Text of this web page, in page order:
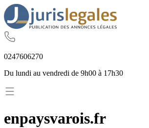
0247606270
Du lundi au vendredi de 9h00 à 17h30
enpaysvarois.fr